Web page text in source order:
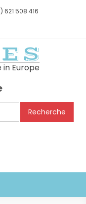
621 508 416
in Europe
Recherche